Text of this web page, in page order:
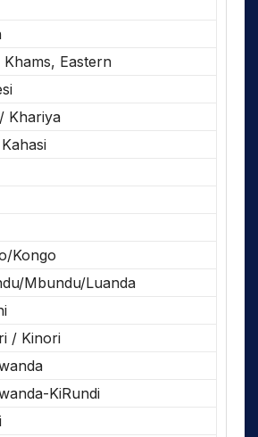
Eastern
Khariya
Kongo
Mbundu/Luanda
/ Kinori
KiRundi